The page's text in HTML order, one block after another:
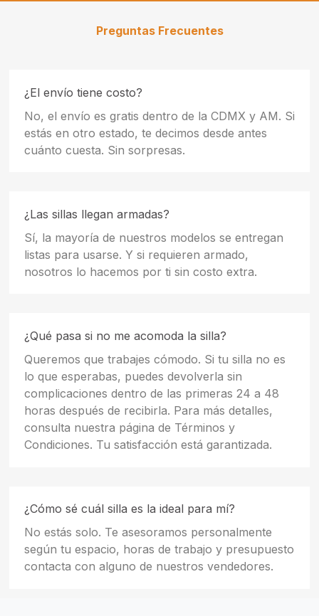
Preguntas Frecuentes
¿El envío tiene costo?
No, el envío es gratis dentro de la CDMX y AM. Si
estás en otro estado, te decimos desde antes
cuánto cuesta. Sin sorpresas.
¿Las sillas llegan armadas?
Sí, la mayoría de nuestros modelos se entregan
listas para usarse. Y si requieren armado,
nosotros lo hacemos por ti sin costo extra.
¿Qué pasa si no me acomoda la silla?
Queremos que trabajes cómodo. Si tu silla no es
lo que esperabas, puedes devolverla sin
complicaciones dentro de las primeras 24 a 48
horas después de recibirla. Para más detalles,
consulta nuestra página de Términos y
Condiciones. Tu satisfacción está garantizada.
¿Cómo sé cuál silla es la ideal para mí?
No estás solo. Te asesoramos personalmente
según tu espacio, horas de trabajo y presupuesto
contacta con alguno de nuestros vendedores.